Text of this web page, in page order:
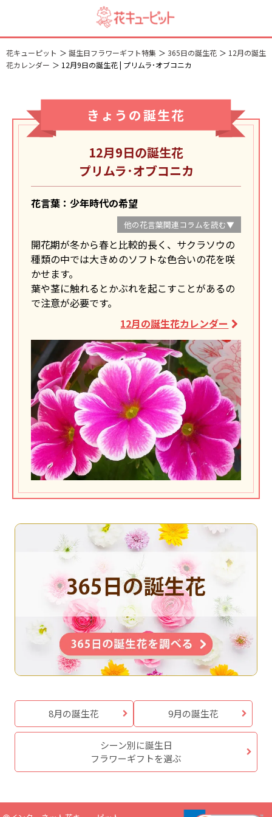
花キューピット 誕生日フラワーギフト特集 365日の誕生花
12月の誕生
花カレンダー
12月9日の誕生花 | プリムラ･オブコニカ
きょうの誕生花
12月9日の誕生花
プリムラ･オブコニカ
花言葉：少年時代の希望
他の花言葉関連コラムを読む▼
開花期が冬から春と比較的長く、サクラソウの
種類の中では大きめのソフトな色合いの花を咲
かせます。
葉や茎に触れるとかぶれを起こすことがあるの
で注意が必要です。
12月の誕生花カレンダー
8月の誕生花 9月の誕生花
シーン別に誕生日
フラワーギフトを選ぶ